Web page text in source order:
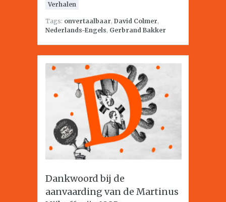
Verhalen
Tags: onvertaalbaar, David Colmer,
Nederlands-Engels, Gerbrand Bakker
Dankwoord bij de
aanvaarding van de Martinus